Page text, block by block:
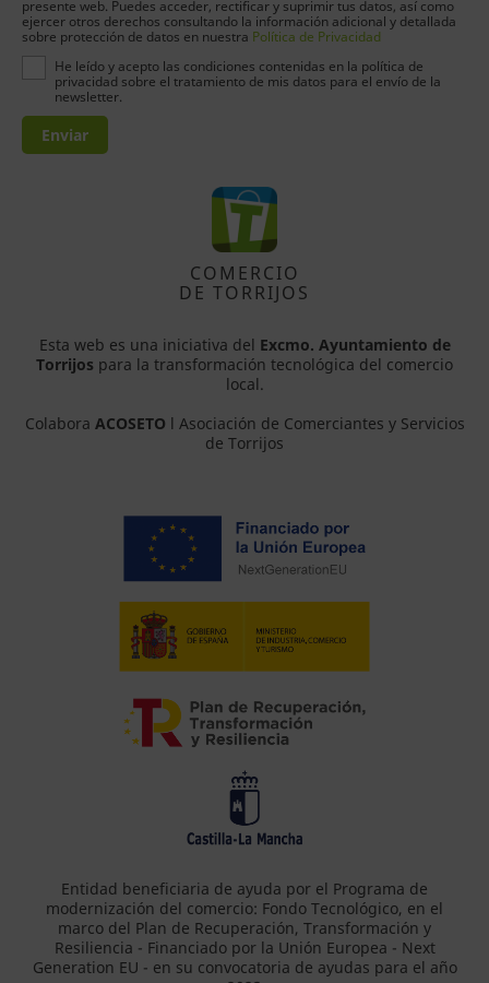
presente web. Puedes acceder, rectificar y suprimir tus datos, así como
ejercer otros derechos consultando la información adicional y detallada
sobre protección de datos en nuestra Política de Privacidad
He leído y acepto las condiciones contenidas en la política de
privacidad sobre el tratamiento de mis datos para el envío de la
newsletter.
Enviar
COMERCIO
DE TORRIJOS
Esta web es una iniciativa del Excmo. Ayuntamiento de
Torrijos para la transformación tecnológica del comercio
local.
Colabora ACOSETO l Asociación de Comerciantes y Servicios
de Torrijos
Entidad beneficiaria de ayuda por el Programa de
modernización del comercio: Fondo Tecnológico, en el
marco del Plan de Recuperación, Transformación y
Resiliencia - Financiado por la Unión Europea - Next
Generation EU - en su convocatoria de ayudas para el año